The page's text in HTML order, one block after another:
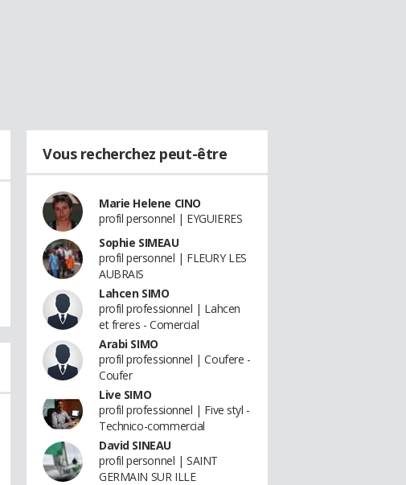
Vous recherchez peut-être
Marie Helene CINO
profil personnel | EYGUIERES
Sophie SIMEAU
profil personnel | FLEURY LES
AUBRAIS
Lahcen SIMO
profil professionnel | Lahcen
et freres - Comercial
Arabi SIMO
profil professionnel | Coufere -
Coufer
Live SIMO
profil professionnel | Five styl -
Technico-commercial
David SINEAU
profil personnel | SAINT
GERMAIN SUR ILLE